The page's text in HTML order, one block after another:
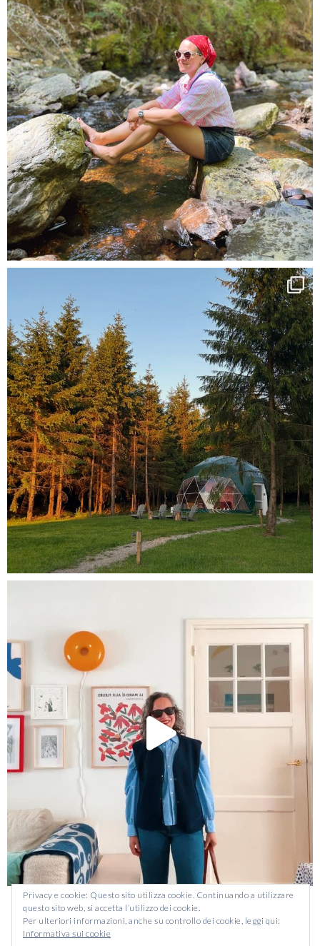
Carica altro… Segui su Instagram
Privacy e cookie: Questo sito utilizza cookie. Continuando a utilizzare
questo sito web, si accetta l’utilizzo dei cookie.
Per ulteriori informazioni, anche su controllo dei cookie, leggi qui:
Informativa sui cookie